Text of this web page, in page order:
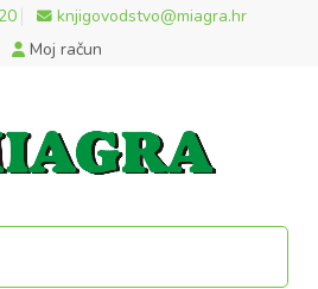
knjigovodstvo@miagra.hr
Moj račun